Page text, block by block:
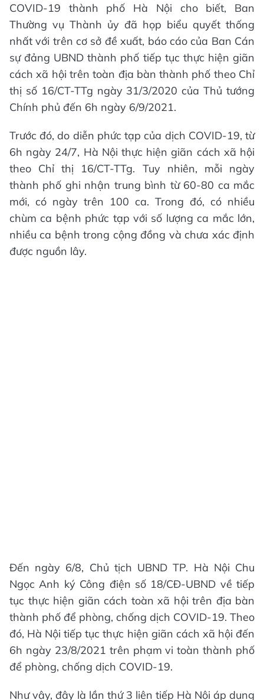
COVID-19 thành phố Hà Nội cho biết, Ban
Thường vụ Thành ủy đã họp biểu quyết thống
nhất với trên cơ sở đề xuất, báo cáo của Ban Cán
sự đảng UBND thành phố tiếp tục thực hiện giãn
cách xã hội trên toàn địa bàn thành phố theo Chỉ
thị số 16/CT-TTg ngày 31/3/2020 của Thủ tướng
Chính phủ đến 6h ngày 6/9/2021.
Trước đó, do diễn phức tạp của dịch COVID-19, từ
6h ngày 24/7, Hà Nội thực hiện giãn cách xã hội
theo Chỉ thị 16/CT-TTg. Tuy nhiên, mỗi ngày
thành phố ghi nhận trung bình từ 60-80 ca mắc
mới, có ngày trên 100 ca. Trong đó, có nhiều
chùm ca bệnh phức tạp với số lượng ca mắc lớn,
nhiều ca bệnh trong cộng đồng và chưa xác định
được nguồn lây.
Đến ngày 6/8, Chủ tịch UBND TP. Hà Nội Chu
Ngọc Anh ký Công điện số 18/CĐ-UBND về tiếp
tục thực hiện giãn cách toàn xã hội trên địa bàn
thành phố để phòng, chống dịch COVID-19. Theo
đó, Hà Nội tiếp tục thực hiện giãn cách xã hội đến
6h ngày 23/8/2021 trên phạm vi toàn thành phố
để phòng, chống dịch COVID-19.
Như vậy, đây là lần thứ 3 liên tiếp Hà Nội áp dụng